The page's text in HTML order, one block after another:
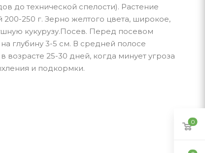
до технической спелости). Растение
250 г. Зерно желтого цвета, широкое,
кукурузу.Посев. Перед посевом
глубину 3-5 см. В средней полосе
25-30 дней, когда минует угроза
и подкормки.
0